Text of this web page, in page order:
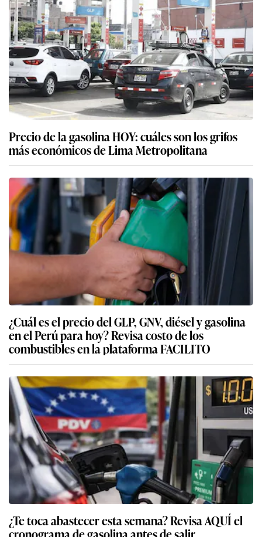
Precio de la gasolina HOY: cuáles son los grifos
más económicos de Lima Metropolitana
¿Cuál es el precio del GLP, GNV, diésel y gasolina
en el Perú para hoy? Revisa costo de los
combustibles en la plataforma FACILITO
¿Te toca abastecer esta semana? Revisa AQUÍ el